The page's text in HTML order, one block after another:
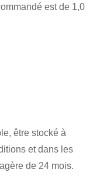
est de 1,0
être stocké à
et dans les
de 24 mois.